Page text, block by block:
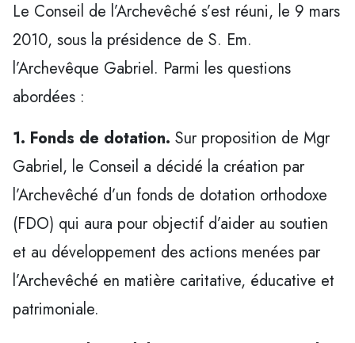
Le Conseil de l’Archevêché s’est réuni, le 9 mars
2010, sous la présidence de S. Em.
l’Archevêque Gabriel. Parmi les questions
abordées :
1. Fonds de dotation. Sur proposition de Mgr
Gabriel, le Conseil a décidé la création par
l’Archevêché d’un fonds de dotation orthodoxe
(FDO) qui aura pour objectif d’aider au soutien
et au développement des actions menées par
l’Archevêché en matière caritative, éducative et
patrimoniale.